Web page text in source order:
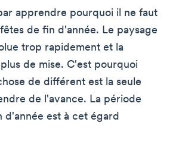
apprendre pourquoi il ne faut
de fin d'année. Le paysage
trop rapidement et la
de mise. C'est pourquoi
de différent est la seule
de l'avance. La période
d'année est à cet égard